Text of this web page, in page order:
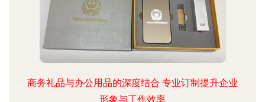
商务礼品与办公用品的深度结合 专业订制提升企业
形象与工作效率